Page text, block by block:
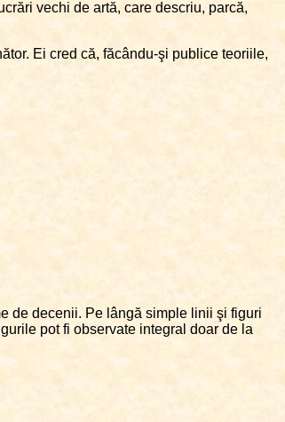
vechi de artă, care descriu, parcă,
Ei cred că, făcându-şi publice teoriile,
de decenii. Pe lângă simple linii şi figuri
pot fi observate integral doar de la